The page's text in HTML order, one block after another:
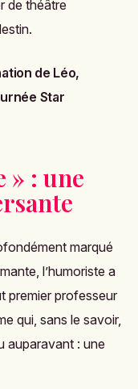
de théâtre
de Léo,
Star
» : une
marqué
l’humoriste a
premier professeur
qui, sans le savoir,
auparavant : une